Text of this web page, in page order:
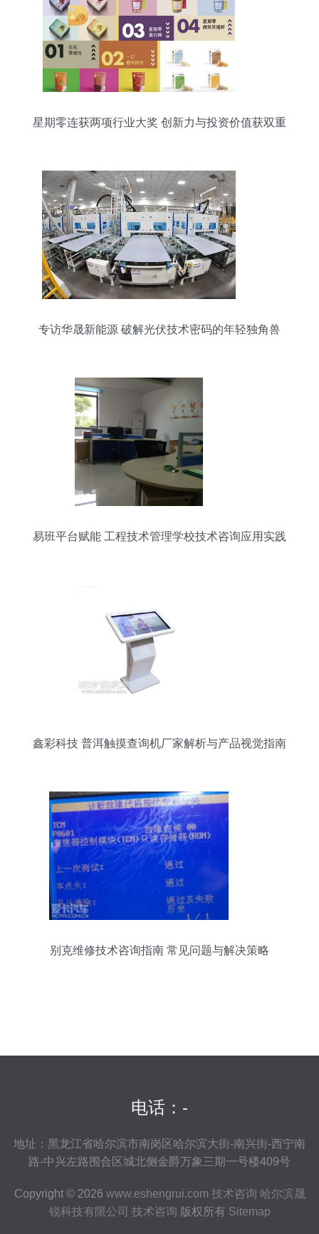
星期零连获两项行业大奖 创新力与投资价值获双重
专访华晟新能源 破解光伏技术密码的年轻独角兽
易班平台赋能 工程技术管理学校技术咨询应用实践
鑫彩科技 普洱触摸查询机厂家解析与产品视觉指南
别克维修技术咨询指南 常见问题与解决策略
电话：-
地址：黑龙江省哈尔滨市南岗区哈尔滨大街-南兴街-西宁南
路-中兴左路围合区城北侧金爵万象三期一号楼409号
Copyright © 2026 www.eshengrui.com 技术咨询 哈尔滨晟
锐科技有限公司 技术咨询 版权所有 Sitemap